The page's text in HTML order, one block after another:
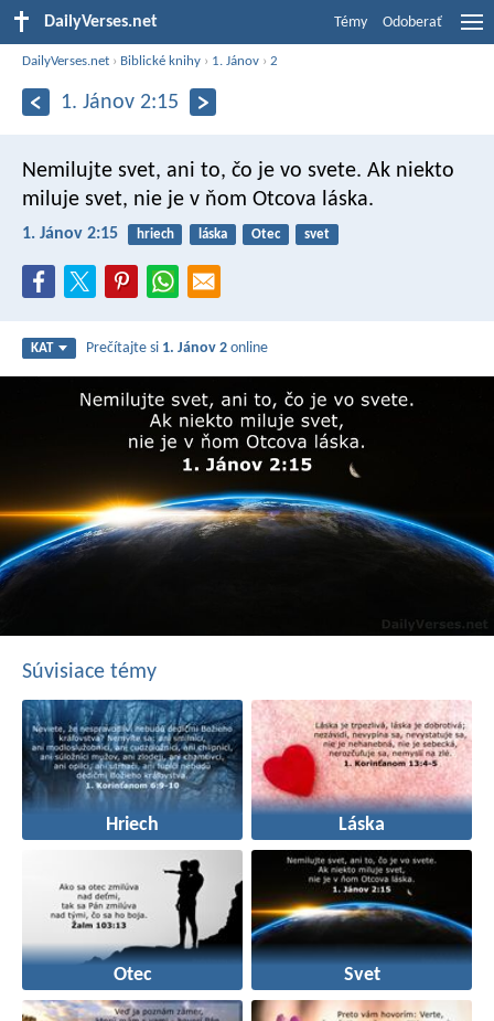
DailyVerses.net Témy Odoberať
DailyVerses.net › Biblické knihy › 1. Jánov ›2
1. Jánov 2:15
Nemilujte svet, ani to, čo je vo svete. Ak niekto
miluje svet, nie je v ňom Otcova láska.
1. Jánov 2:15 hriech láska Otec svet
KAT Prečítajte si 1. Jánov 2 online
Súvisiace témy
Hriech Láska
Otec Svet